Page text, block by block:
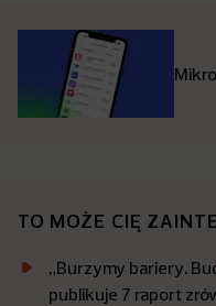
TO MOŻE CIĘ
„Burzymy bariery.
publikuje 7 raport